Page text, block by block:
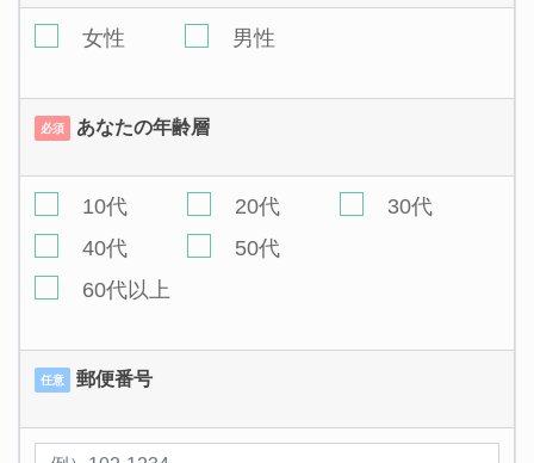
女性 男性
必須 あなたの年齢層
10代 20代
30代
40代
50代
60代以上
任意 郵便番号